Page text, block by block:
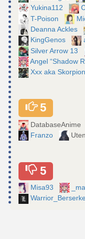
Yukina112
T-Poison
Deanna Ackles
KingGenos
Silver Arrow 13
Angel “Shadow
Xxx aka Skorpion
5
DatabaseAnime
Franzo
5
Misa93